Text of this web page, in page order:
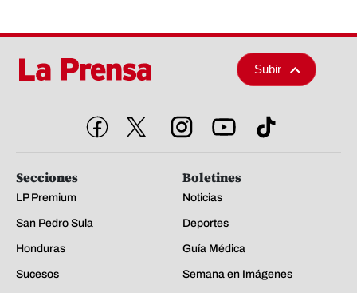
Subir
Secciones
LP Premium
San Pedro Sula
Honduras
Sucesos
Boletines
Noticias
Deportes
Guía Médica
Semana en Imágenes